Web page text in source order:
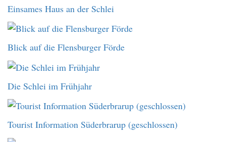
Einsames Haus an der Schlei
Blick auf die Flensburger Förde
Die Schlei im Frühjahr
Tourist Information Süderbrarup (geschlossen)